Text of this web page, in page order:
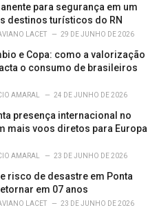
para segurança em um
destinos turísticos do RN
LACET 29 DE JUNHO DE 2026
e Copa: como a valorização
o consumo de brasileiros
AMARAL 24 DE JUNHO DE 2026
presença internacional no
mais voos diretos para Europa
AMARAL 23 DE JUNHO DE 2026
risco de desastre em Ponta
em 07 anos
LACET 23 DE JUNHO DE 2026